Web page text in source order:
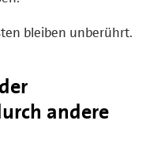
bleiben unberührt.
andere